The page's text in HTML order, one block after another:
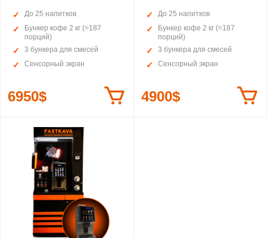
До 25 напитков
Бункер кофе 2 кг (≈187
порций)
3 бункера для смесей
Сенсорный экран
6950$
До 25 напитков
Бункер кофе 2 кг (≈187
порций)
3 бункера для смесей
Сенсорный экран
4900$